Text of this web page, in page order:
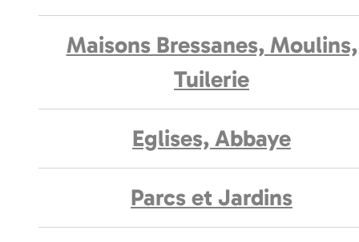
Maisons Bressanes, Moulins,
Tuilerie
Eglises, Abbaye
Parcs et Jardins